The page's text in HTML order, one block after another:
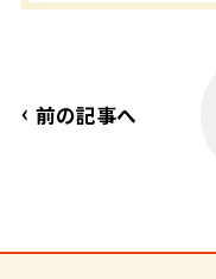
前の記事へ